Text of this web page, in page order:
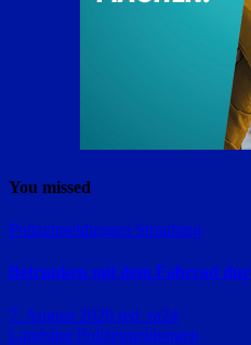
You missed
Polizeimeldungen Straubing
Betrunken mit dem Fahrrad
7. August 2026 red_ra24
Landshut Polizeimeldungen